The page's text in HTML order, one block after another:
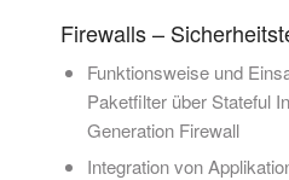
Firewalls –
Funktionsweise und
Paketfilter über Stateful
Generation Firewall
Integration von